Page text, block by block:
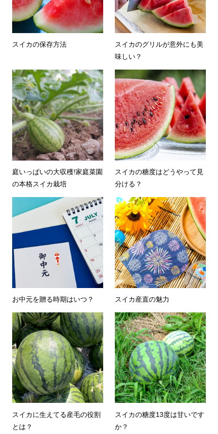
スイカの保存方法
スイカのグリルが意外にも美
味しい？
庭いっぱいの大収穫!家庭菜園
の本格スイカ栽培
スイカの糖度はどうやって見
分ける？
お中元を贈る時期はいつ？ スイカ産直の魅力
スイカに生えてる産毛の役割
とは？
スイカの糖度13度は甘いです
か？